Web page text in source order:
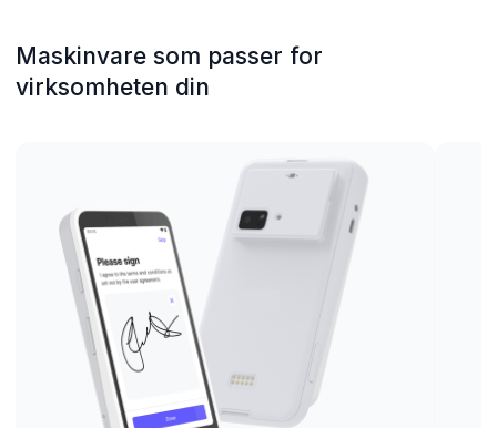
Maskinvare som passer for
virksomheten din